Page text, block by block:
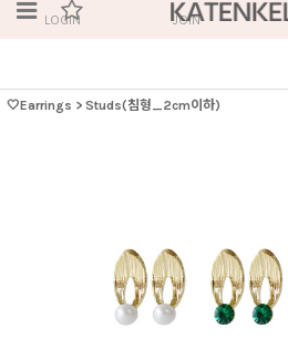
LOGIN JOIN
🤍Earrings > Studs(침형_2cm이하)